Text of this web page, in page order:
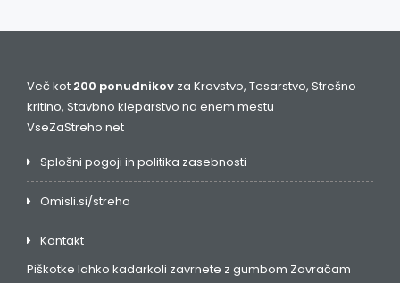
Več kot 200 ponudnikov za Krovstvo, Tesarstvo, Strešno
kritino, Stavbno kleparstvo na enem mestu
VseZaStreho.net
Splošni pogoji in politika zasebnosti
Omisli.si/streho
Kontakt
Piškotke lahko kadarkoli zavrnete z gumbom Zavračam